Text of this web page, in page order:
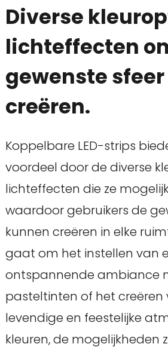
Diverse
lichteffecten
gewenste
creëren.
Koppelbare LED-strips
voordeel door de diverse
lichteffecten die ze
waardoor gebruikers de
kunnen creëren in elke
gaat om het instellen van
ontspannende ambiance
pasteltinten of het creëren
levendige en feestelijke
kleuren, de mogelijkheden